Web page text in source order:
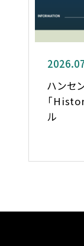
ハンセ
「
ル